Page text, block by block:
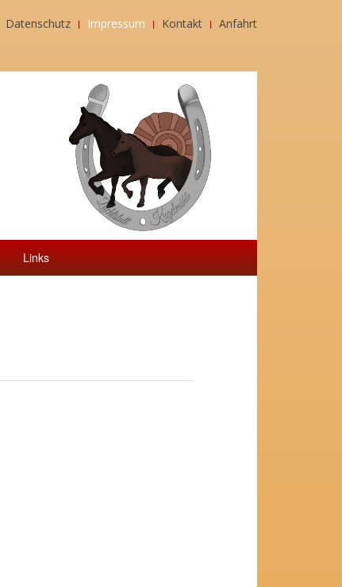
Datenschutz Impressum Kontakt Anfahrt
Links